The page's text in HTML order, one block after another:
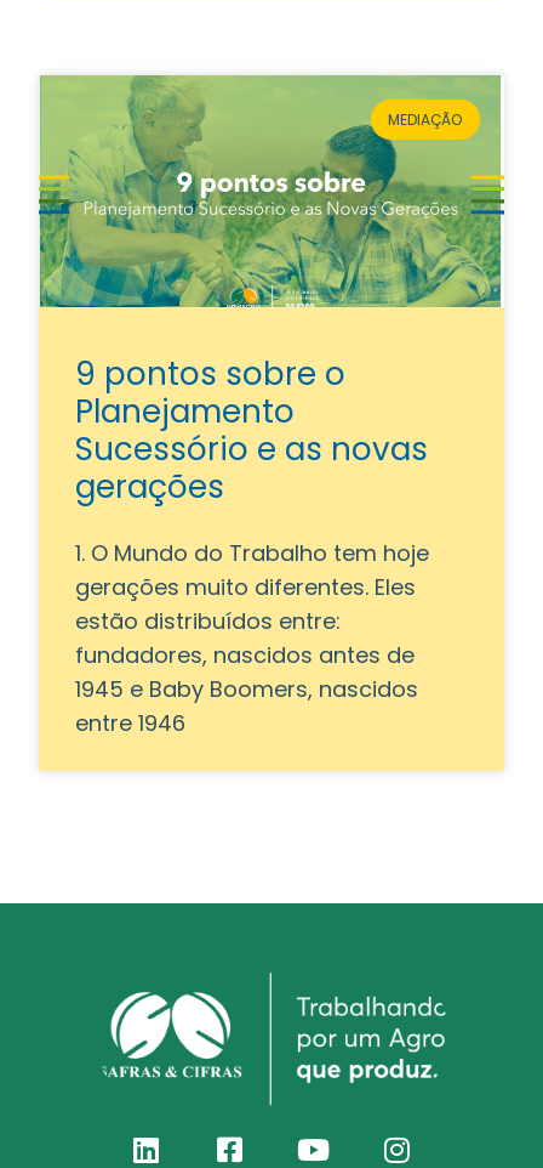
MEDIAÇÃO
9 pontos sobre o
Planejamento
Sucessório e as novas
gerações
1. O Mundo do Trabalho tem hoje
gerações muito diferentes. Eles
estão distribuídos entre:
fundadores, nascidos antes de
1945 e Baby Boomers, nascidos
entre 1946